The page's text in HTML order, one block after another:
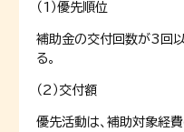
（1）優先順位
補助金の交付回数が3回以
る。
（2）交付額
優先活動は、補助対象経